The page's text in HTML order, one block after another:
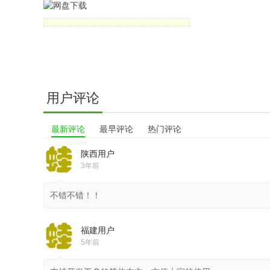
用户评论
最新评论 最早评论 热门评论
陕西用户
3年前
不错不错！！
福建用户
5年前